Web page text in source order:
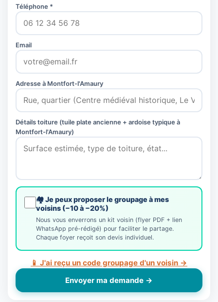
Téléphone *
Email
Adresse à Montfort-l'Amaury
Détails toiture (tuile plate ancienne + ardoise typique à
Montfort-l'Amaury)
🏘️ Je peux proposer le groupage à mes
voisins (−10 à −20%)
Nous vous enverrons un kit voisin (flyer PDF + lien
WhatsApp pré-rédigé) pour faciliter le partage.
Chaque foyer reçoit son devis individuel.
📱 J'ai reçu un code groupage d'un voisin →
Envoyer ma demande →